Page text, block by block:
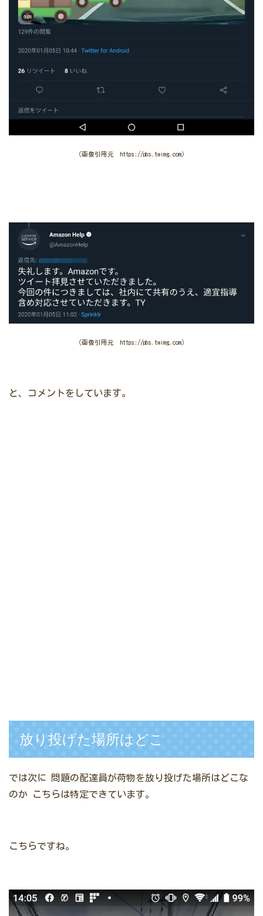
（画像引用元 https://pbs.twimg.com）
（画像引用元 https://pbs.twimg.com）
と、コメントをしています。
放り投げた場所はどこ
では次に 問題の配達員が荷物を放り投げた場所はどこな
のか こちらは特定できています。
こちらですね。